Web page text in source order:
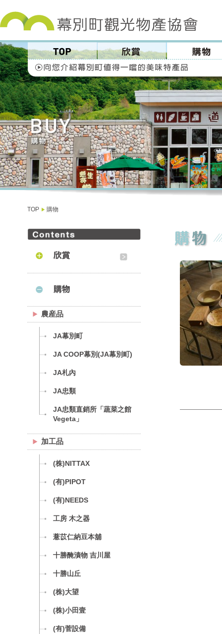
TOP 購物
農産品
JA幕別町
JA COOP幕別(JA幕別町)
JA札內
JA忠類
JA忠類直銷所「蔬菜之館
Vegeta」
加工品
(株)NITTAX
(有)PIPOT
(有)NEEDS
工房 木之器
薏苡仁納豆本舖
十勝醃漬物 吉川屋
十勝山丘
(株)大望
(株)小田壹
(有)菅設備